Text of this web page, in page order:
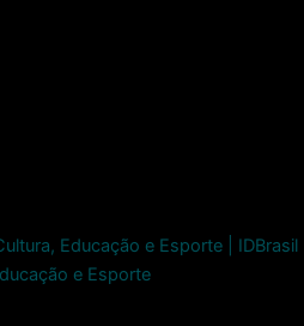
Educação e Esporte | IDBrasil
e Esporte